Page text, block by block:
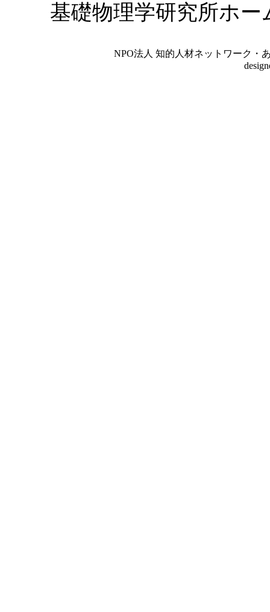
基礎物理学研究所ホ
NPO法人 知的人材ネットワーク・